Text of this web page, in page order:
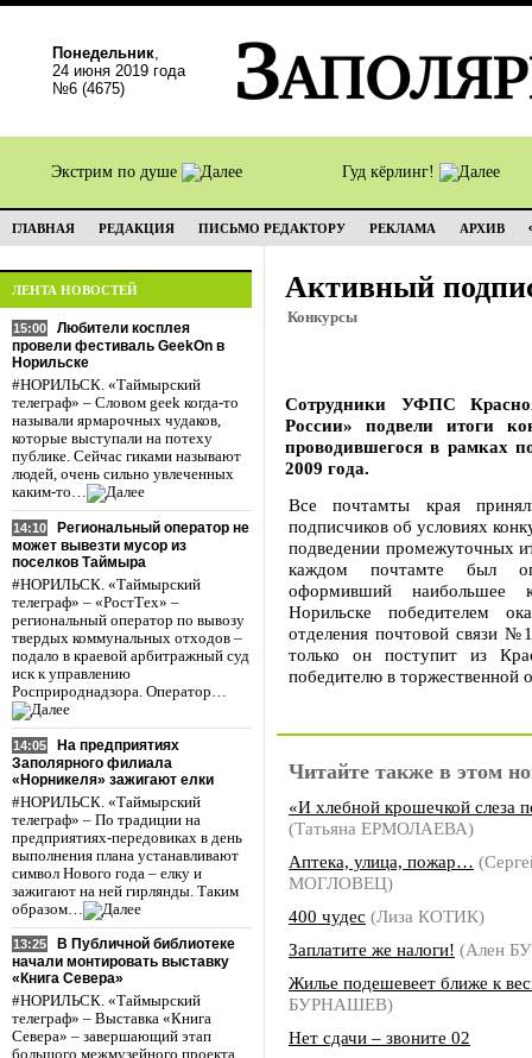
Понедельник,
24 июня 2019 года
№6 (4675)
Экстрим по душе Гуд кёрлинг!
ГЛАВНАЯ РЕДАКЦИЯ ПИСЬМО РЕДАКТОРУ РЕКЛАМА АРХИВ
ЛЕНТА НОВОСТЕЙ
15:00
Любители косплея
провели фестиваль GeekOn в
Норильске
#НОРИЛЬСК. «Таймырский
телеграф» – Словом geek когда-то
называли ярмарочных чудаков,
которые выступали на потеху
публике. Сейчас гиками называют
людей, очень сильно увлеченных
каким-то…
14:10
Региональный оператор не
может вывезти мусор из
поселков Таймыра
#НОРИЛЬСК. «Таймырский
телеграф» – «РостТех» –
региональный оператор по вывозу
твердых коммунальных отходов –
подало в краевой арбитражный суд
иск к управлению
Росприроднадзора. Оператор…
14:05
На предприятиях
Заполярного филиала
«Норникеля» зажигают елки
#НОРИЛЬСК. «Таймырский
телеграф» – По традиции на
предприятиях-передовиках в день
выполнения плана устанавливают
символ Нового года – елку и
зажигают на ней гирлянды. Таким
образом…
13:25
В Публичной библиотеке
начали монтировать выставку
«Книга Севера»
#НОРИЛЬСК. «Таймырский
телеграф» – Выставка «Книга
Севера» – завершающий этап
Активный
Конкурсы
Сотрудники УФПС
России» подвели итоги
проводившегося в рамках
2009 года.
Все почтамты края
подписчиков об условиях
подведении промежуточных
каждом почтамте был
оформивший наибольшее
Норильске победителем
отделения почтовой связи
только он поступит из
победителю в торжественной
Читайте также в этом
«И хлебной крошечкой слеза
(Татьяна ЕРМОЛАЕВА)
Аптека, улица, пожар…
МОГЛОВЕЦ)
400 чудес (Лиза КОТИК)
Заплатите же налоги! (Ален
Жилье подешевеет ближе к
БУРНАШЕВ)
Нет сдачи – звоните 02